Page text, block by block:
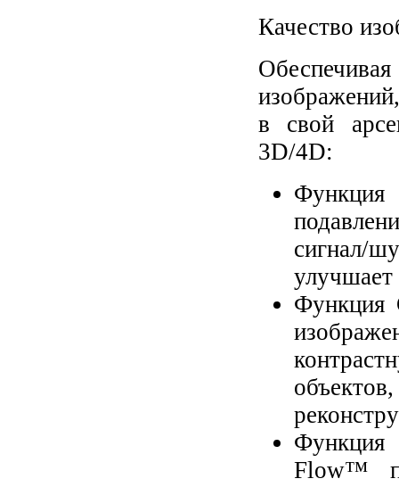
Качество
в свой
3D/4D:
сигнал/
улучшает
Функция
Flow™